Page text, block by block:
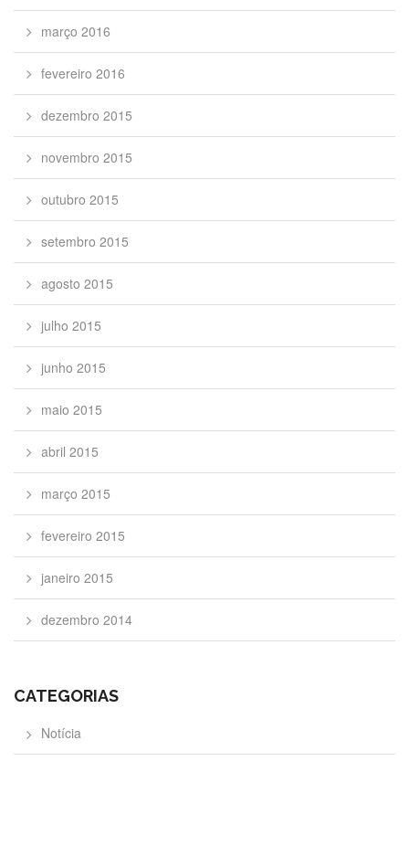
março 2016
fevereiro 2016
dezembro 2015
novembro 2015
outubro 2015
setembro 2015
agosto 2015
julho 2015
junho 2015
maio 2015
abril 2015
março 2015
fevereiro 2015
janeiro 2015
dezembro 2014
CATEGORIAS
Notícia